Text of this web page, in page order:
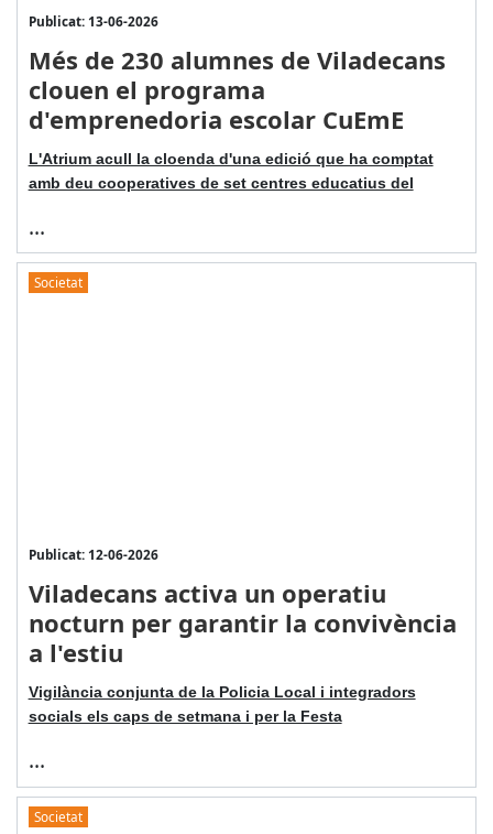
Publicat: 13-06-2026
Més de 230 alumnes de Viladecans
clouen el programa
d'emprenedoria escolar CuEmE
L'Atrium acull la cloenda d'una edició que ha comptat
amb deu cooperatives de set centres educatius del
...
Societat
Publicat: 12-06-2026
Viladecans activa un operatiu
nocturn per garantir la convivència
a l'estiu
Vigilància conjunta de la Policia Local i integradors
socials els caps de setmana i per la Festa
...
Societat